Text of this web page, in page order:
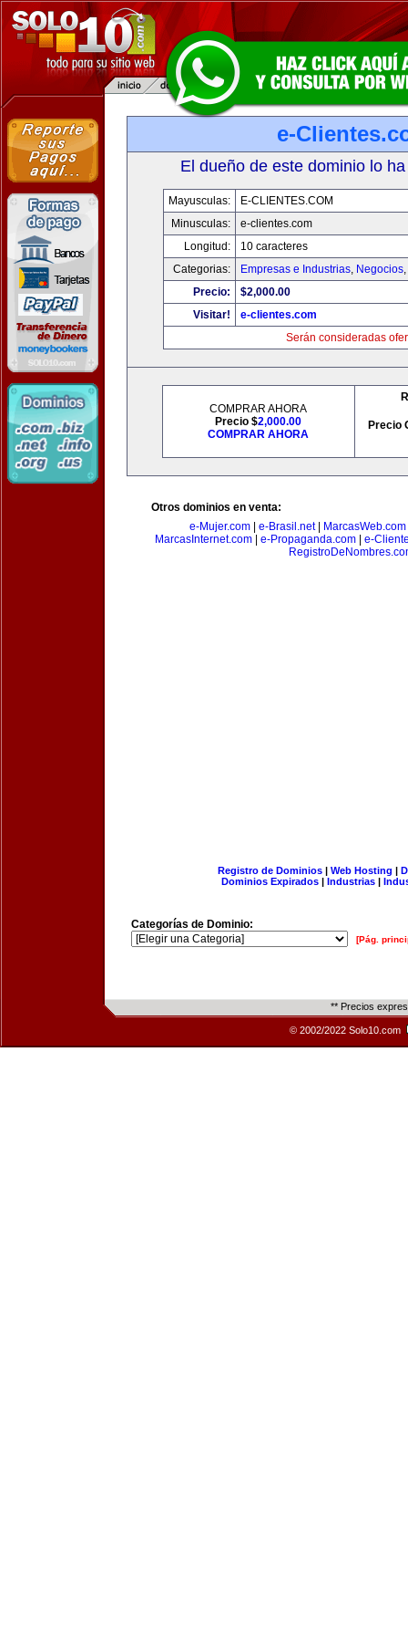
e-
El dueño de este dominio lo
Mayusculas:
E-CLIENTES.COM
Minusculas:
e-clientes.com
Longitud:
10 caracteres
Categorias:
Empresas e Industrias, Negocios,
Precio:
$2,000.00
Visitar!
e-clientes.com
Serán consideradas
COMPRAR AHORA
Precio $2,000.00
COMPRAR AHORA
Precio
Otros dominios en venta:
e-Mujer.com| e-Brasil.net| MarcasWeb.com
MarcasInternet.com| e-Propaganda.com| e-
Registro de Dominios| Web Hosting |
Dominios Expirados | Industrias |
Categorías de Dominio:
[Pág.
** Precios
© 2002/2022 Solo10.com